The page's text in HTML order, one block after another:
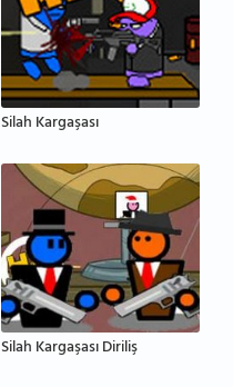
Silah Kargaşası
Silah Kargaşası Diriliş